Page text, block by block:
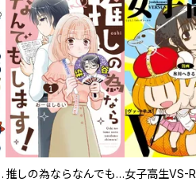
EIGHT 推しの為ならなんでもします！女子高生VS-R